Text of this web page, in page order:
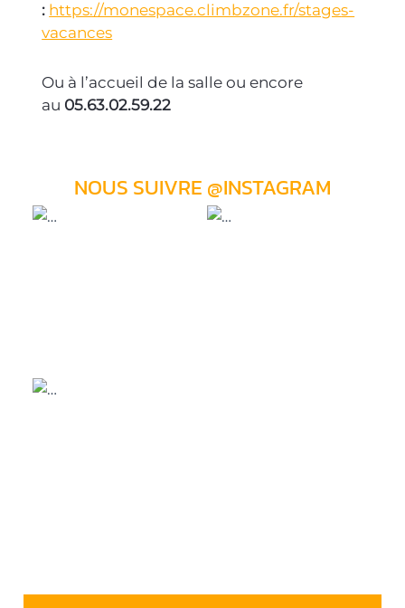
: https://monespace.climbzone.fr/stages-
vacances
Ou à l’accueil de la salle ou encore
au 05.63.02.59.22
NOUS SUIVRE @INSTAGRAM